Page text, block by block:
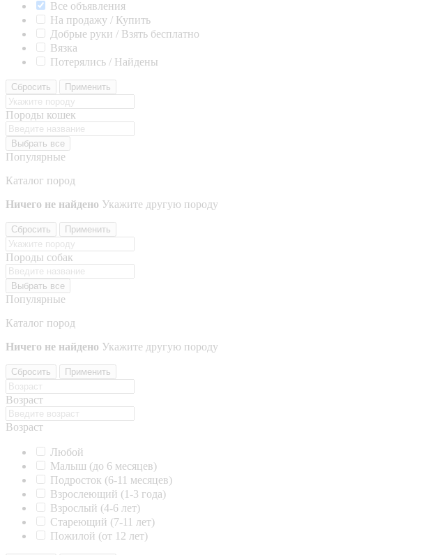
Все объявления
На продажу / Купить
Добрые руки / Взять бесплатно
Вязка
Потерялись / Найдены
Сбросить Применить
Породы кошек
Выбрать все
Популярные
Каталог пород
Ничего не найдено Укажите другую породу
Сбросить Применить
Породы собак
Выбрать все
Популярные
Каталог пород
Ничего не найдено Укажите другую породу
Сбросить Применить
Возраст
Возраст
Любой
Малыш (до 6 месяцев)
Подросток (6-11 месяцев)
Взрослеющий (1-3 года)
Взрослый (4-6 лет)
Стареющий (7-11 лет)
Пожилой (от 12 лет)